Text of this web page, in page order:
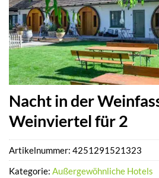
Nacht in der
Weinviertel für 2
Artikelnummer: 4251291521323
Kategorie: Außergewöhnliche Hotels